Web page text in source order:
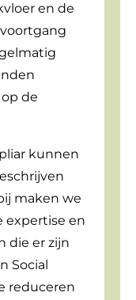
en de
de
kunnen
maken we
expertise en
die er zijn
Social
reduceren